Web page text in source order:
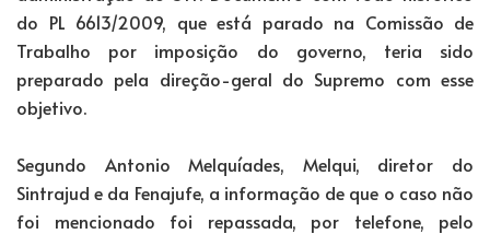
do PL 6613/2009, que está parado na Comissão de
Trabalho por imposição do governo, teria sido
preparado pela direção-geral do Supremo com esse
objetivo.
Segundo Antonio Melquíades, Melqui, diretor do
Sintrajud e da Fenajufe, a informação de que o caso não
foi mencionado foi repassada, por telefone, pelo